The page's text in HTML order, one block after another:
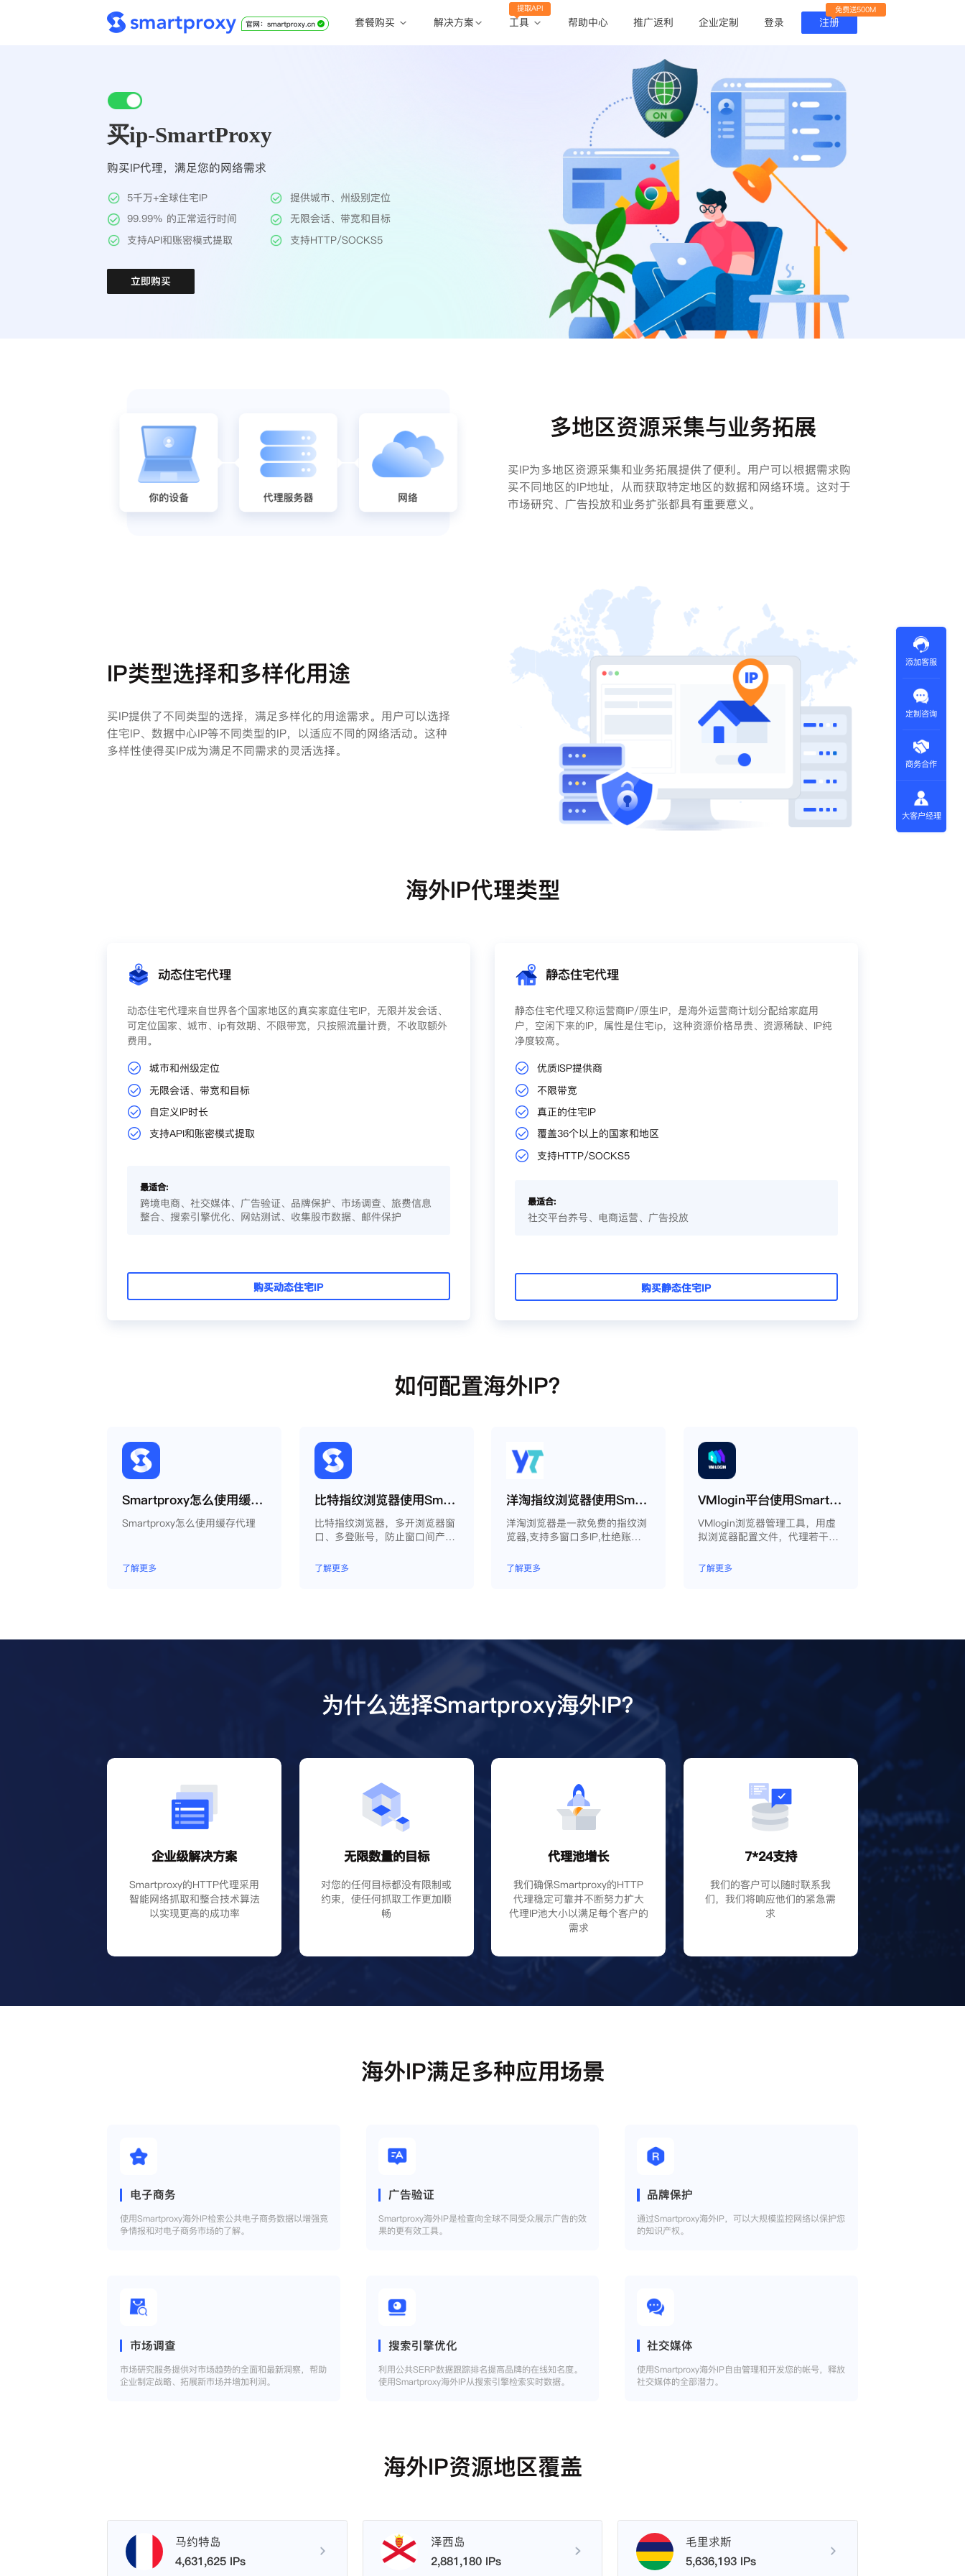
套餐购买 解决方案 工具
提取API
帮助中心 推广返利 企业定制 登录 注册
免费送500M
买ip-SmartProxy
购买IP代理，满足您的网络需求
5千万+全球住宅IP
提供城市、州级别定位
99.99% 的正常运行时间
无限会话、带宽和目标
支持API和账密模式提取
支持HTTP/SOCKS5
立即购买
多地区资源采集与业务拓展
买IP为多地区资源采集和业务拓展提供了便利。用户可以根据需求购
买不同地区的IP地址，从而获取特定地区的数据和网络环境。这对于
市场研究、广告投放和业务扩张都具有重要意义。
IP类型选择和多样化用途
买IP提供了不同类型的选择，满足多样化的用途需求。用户可以选择
住宅IP、数据中心IP等不同类型的IP，以适应不同的网络活动。这种
多样性使得买IP成为满足不同需求的灵活选择。
海外IP代理类型
动态住宅代理
动态住宅代理来自世界各个国家地区的真实家庭住宅IP，无限并发会话、
可定位国家、城市、ip有效期、不限带宽，只按照流量计费，不收取额外
费用。
城市和州级定位
无限会话、带宽和目标
自定义IP时长
支持API和账密模式提取
最适合:
跨境电商、社交媒体、广告验证、品牌保护、市场调查、旅费信息
整合、搜索引擎优化、网站测试、收集股市数据、邮件保护
购买动态住宅IP
静态住宅代理
静态住宅代理又称运营商IP/原生IP，是海外运营商计划分配给家庭用
户，空闲下来的IP，属性是住宅ip，这种资源价格昂贵、资源稀缺、IP纯
净度较高。
优质ISP提供商
不限带宽
真正的住宅IP
覆盖36个以上的国家和地区
支持HTTP/SOCKS5
最适合:
社交平台养号、电商运营、广告投放
购买静态住宅IP
如何配置海外IP？
Smartproxy怎么使用缓存代理
Smartproxy怎么使用缓存代理
了解更多
比特指纹浏览器使用Smartproxy教程
比特指纹浏览器，多开浏览器窗
口、多登账号，防止窗口间产生
模拟独立的电脑信息，模拟不同
的IP地址，使得相互间完全环境
了解更多
洋淘指纹浏览器使用Smartproxy教程
洋淘浏览器是一款免费的指纹浏
览器,支持多窗口多IP,杜绝账户
了解更多
VMlogin平台使用Smartproxy教程
VMlogin浏览器管理工具，用虚
拟浏览器配置文件，代理若干电
了解更多
为什么选择Smartproxy海外IP？
企业级解决方案
Smartproxy的HTTP代理采用
智能网络抓取和整合技术算法
以实现更高的成功率
无限数量的目标
对您的任何目标都没有限制或
约束，使任何抓取工作更加顺
畅
代理池增长
我们确保Smartproxy的HTTP
代理稳定可靠并不断努力扩大
代理IP池大小以满足每个客户的
需求
7*24支持
我们的客户可以随时联系我
们，我们将响应他们的紧急需
求
海外IP满足多种应用场景
电子商务
使用Smartproxy海外IP检索公共电子商务数据以增强竞
争情报和对电子商务市场的了解。
广告验证
Smartproxy海外IP是检查向全球不同受众展示广告的效
果的更有效工具。
品牌保护
通过Smartproxy海外IP，可以大规模监控网络以保护您
的知识产权。
市场调查
市场研究服务提供对市场趋势的全面和最新洞察，帮助
企业制定战略、拓展新市场并增加利润。
搜索引擎优化
利用公共SERP数据跟踪排名提高品牌的在线知名度。
使用Smartproxy海外IP从搜索引擎检索实时数据。
社交媒体
使用Smartproxy海外IP自由管理和开发您的帐号，释放
社交媒体的全部潜力。
海外IP资源地区覆盖
马约特岛
4,631,625 IPs
泽西岛
2,881,180 IPs
毛里求斯
5,636,193 IPs
添加客服
定制咨询
商务合作
大客户经理